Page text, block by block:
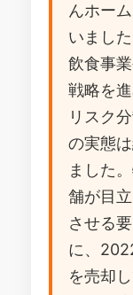
んホー
いまし
飲食事
戦略を
リスク
の実態
ました
舗が目
させる
に、
を売却